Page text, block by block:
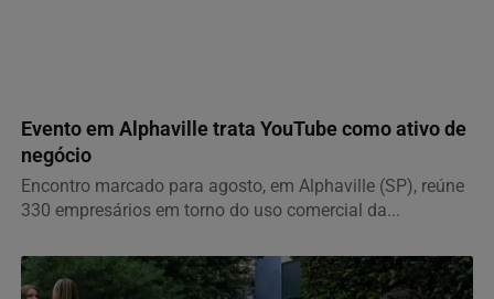
Evento em Alphaville trata YouTube como ativo de
negócio
Encontro marcado para agosto, em Alphaville (SP), reúne
330 empresários em torno do uso comercial da...